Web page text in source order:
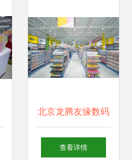
北京龙腾友缘数码
科技 汇聚全球潮流
查看详情